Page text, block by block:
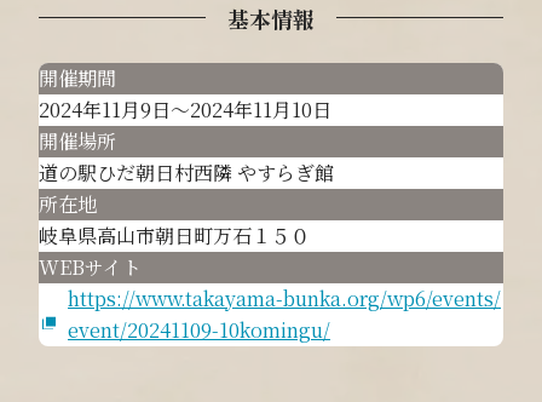
基本情報
開催期間
2024年11月9日～2024年11月10日
開催場所
道の駅ひだ朝日村西隣 やすらぎ館
所在地
岐阜県高山市朝日町万石１５０
WEBサイト
https://www.takayama-bunka.org/wp6/events/
event/20241109-10komingu/